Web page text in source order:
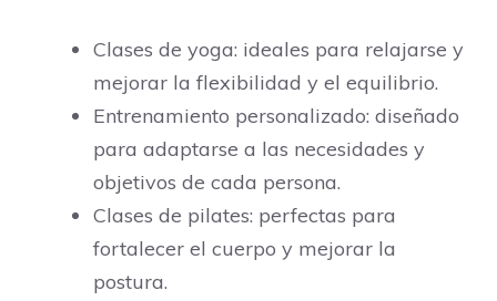
Clases de yoga: ideales para relajarse y
mejorar la flexibilidad y el equilibrio.
Entrenamiento personalizado: diseñado
para adaptarse a las necesidades y
objetivos de cada persona.
Clases de pilates: perfectas para
fortalecer el cuerpo y mejorar la
postura.